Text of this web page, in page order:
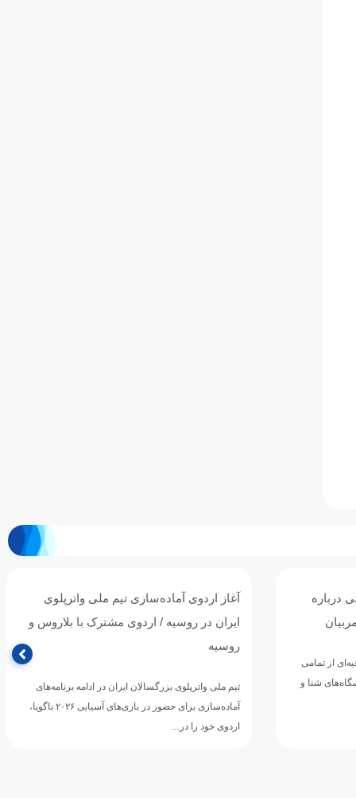
بلاروس و
برنامه‌های
تیم ملی واترپلوی جوانان ایران با برتری برابر
ازبکستان پنجم آسیا شد
دوازدهمین دوره مسابقات قهرمانی رده‌های سنی
ورزش‌های آبی آسیا، با…